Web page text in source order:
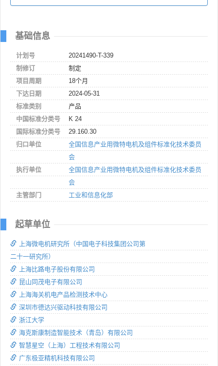
基础信息
计划号
20241490-T-339
制修订
制定
项目周期
18个月
下达日期
2024-05-31
标准类别
产品
中国标准分类号
K 24
国际标准分类号
29.160.30
归口单位
全国信息产业用微特电机及组件标准化技术委员
会
执行单位
全国信息产业用微特电机及组件标准化技术委员
会
主管部门
工业和信息化部
起草单位
上海微电机研究所（中国电子科技集团公司第
二十一研究所）
上海比路电子股份有限公司
昆山同茂电子有限公司
上海海关机电产品检测技术中心
深圳市德达兴驱动科技有限公司
浙江大学
海克斯康制造智能技术（青岛）有限公司
智慧星空（上海）工程技术有限公司
广东极亚精机科技有限公司